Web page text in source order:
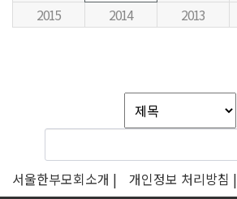
2015
2014 2013
서울한부모회소개 | 개인정보 처리방침 |